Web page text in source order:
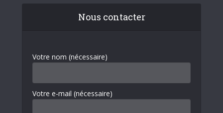
Nous contacter
Votre nom (nécessaire)
Votre e-mail (nécessaire)